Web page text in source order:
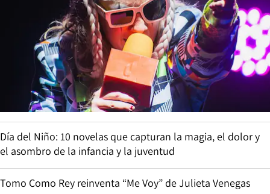
Día del Niño: 10 novelas que capturan la magia, el dolor y
el asombro de la infancia y la juventud
Tomo Como Rey reinventa “Me Voy” de Julieta Venegas